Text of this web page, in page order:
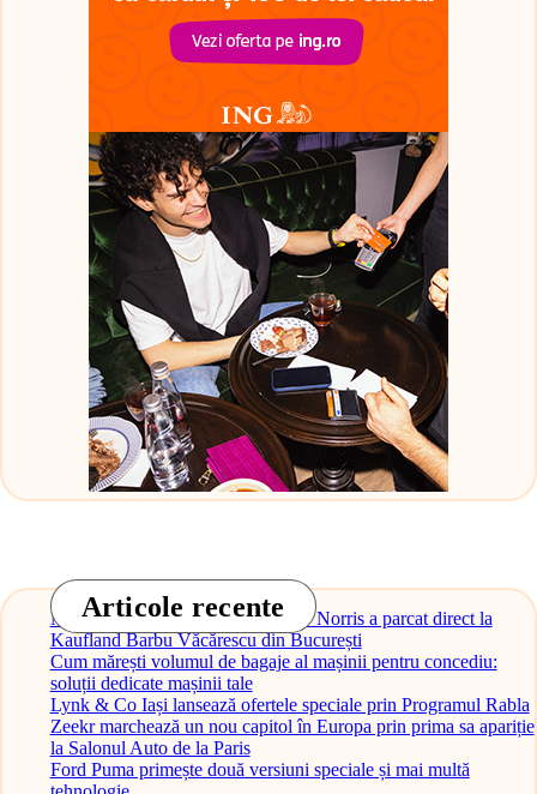
Articole recente
Monopostul McLaren al lui Lando Norris a parcat direct la
Kaufland Barbu Văcărescu din București
Cum mărești volumul de bagaje al mașinii pentru concediu:
soluții dedicate mașinii tale
Lynk & Co Iași lansează ofertele speciale prin Programul Rabla
Zeekr marchează un nou capitol în Europa prin prima sa apariție
la Salonul Auto de la Paris
Ford Puma primește două versiuni speciale și mai multă